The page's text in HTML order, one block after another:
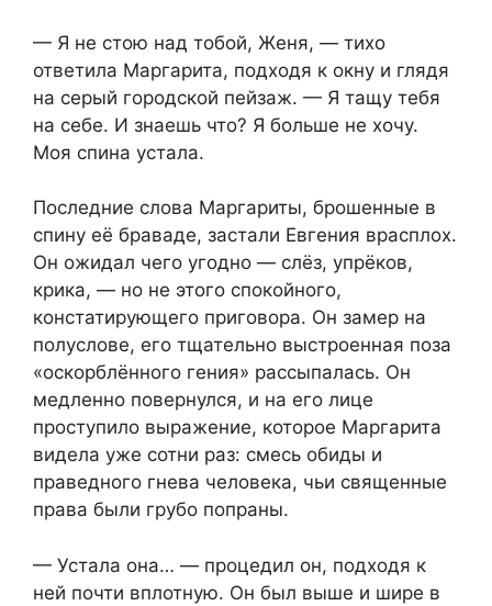
— Я не стою над тобой, Женя, — тихо
ответила Маргарита, подходя к окну и глядя
на серый городской пейзаж. — Я тащу тебя
на себе. И знаешь что? Я больше не хочу.
Моя спина устала.
Последние слова Маргариты, брошенные в
спину её браваде, застали Евгения врасплох.
Он ожидал чего угодно — слёз, упрёков,
крика, — но не этого спокойного,
констатирующего приговора. Он замер на
полуслове, его тщательно выстроенная поза
«оскорблённого гения» рассыпалась. Он
медленно повернулся, и на его лице
проступило выражение, которое Маргарита
видела уже сотни раз: смесь обиды и
праведного гнева человека, чьи священные
права были грубо попраны.
— Устала она… — процедил он, подходя к
ней почти вплотную. Он был выше и шире в